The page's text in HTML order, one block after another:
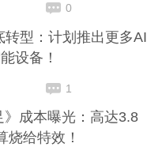
0
转型：计划推出更多AI
设备！
1
》成本曝光：高达3.8
烧给特效！